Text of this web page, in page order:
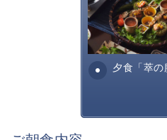
◎本プランに限り、ドリンク
◎諏訪大社四社を巡る参拝バ
（到着日からご出発の日程に
ご滞在中のお飲み物はご宿
ご夕食・ご朝食時やミニバー
夕食「萃の
萃sui-諏訪湖の
の美味しく安全
諏訪らしい調理
る萃諏訪湖の料